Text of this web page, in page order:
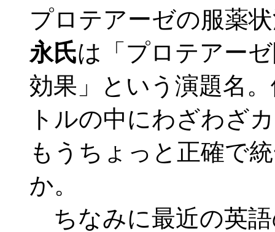
プロテアーゼの服薬
永氏は「プロテアー
効果」という演題名
トルの中にわざわざ
もうちょっと正確で
か。
ちなみに最近の英語